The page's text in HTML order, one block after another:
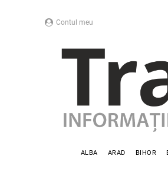
Contul meu
ALBA ARAD BIHOR